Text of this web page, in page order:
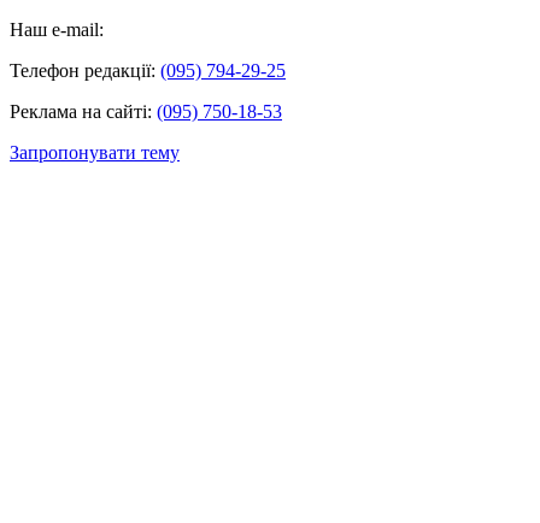
Наш e-mail:
Телефон редакції: (095) 794-29-25
Реклама на сайті: (095) 750-18-53
Запропонувати тему